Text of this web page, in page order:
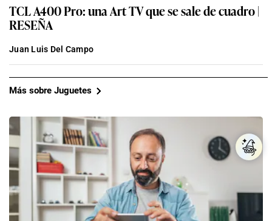
TCL A400 Pro: una Art TV que se sale de cuadro |
RESEÑA
Juan Luis Del Campo
Más sobre Juguetes